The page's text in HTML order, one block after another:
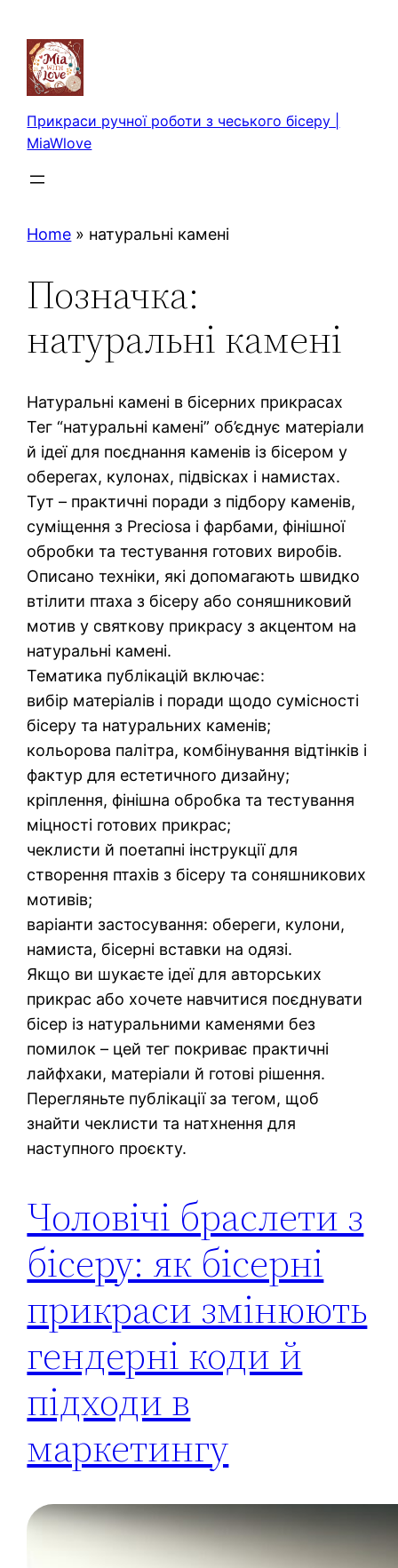
вмісту
Прикраси ручної роботи з чеського бісеру |
MiaWlove
Home » натуральні камені
Позначка:
натуральні камені
Натуральні камені в бісерних прикрасах
Тег “натуральні камені” об’єднує матеріали
й ідеї для поєднання каменів із бісером у
оберегах, кулонах, підвісках і намистах.
Тут – практичні поради з підбору каменів,
суміщення з Preciosa і фарбами, фінішної
обробки та тестування готових виробів.
Описано техніки, які допомагають швидко
втілити птаха з бісеру або соняшниковий
мотив у святкову прикрасу з акцентом на
натуральні камені.
Тематика публікацій включає:
вибір матеріалів і поради щодо сумісності
бісеру та натуральних каменів;
кольорова палітра, комбінування відтінків і
фактур для естетичного дизайну;
кріплення, фінішна обробка та тестування
міцності готових прикрас;
чеклисти й поетапні інструкції для
створення птахів з бісеру та соняшникових
мотивів;
варіанти застосування: обереги, кулони,
намиста, бісерні вставки на одязі.
Якщо ви шукаєте ідеї для авторських
прикрас або хочете навчитися поєднувати
бісер із натуральними каменями без
помилок – цей тег покриває практичні
лайфхаки, матеріали й готові рішення.
Перегляньте публікації за тегом, щоб
знайти чеклисти та натхнення для
наступного проєкту.
Чоловічі браслети з
бісеру: як бісерні
прикраси змінюють
гендерні коди й
підходи в
маркетингу